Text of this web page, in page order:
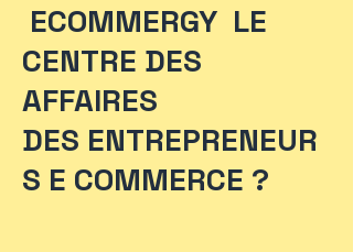
ECOMMERGY LE
CENTRE DES
AFFAIRES
DES ENTREPRENEUR
S E COMMERCE ?